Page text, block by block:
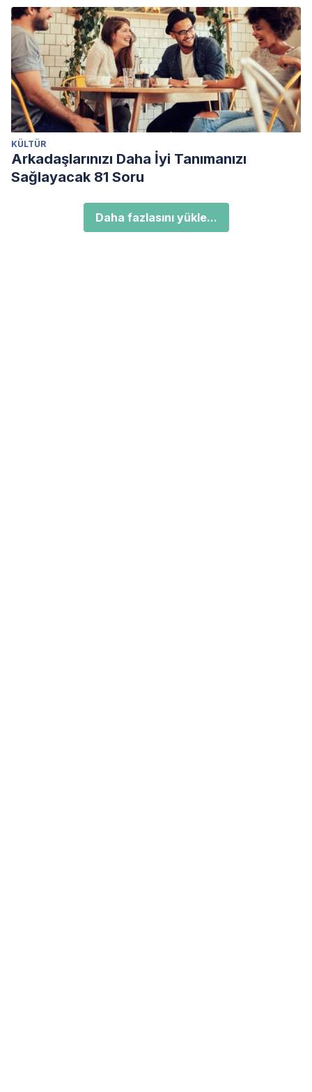
KÜLTÜR
Arkadaşlarınızı Daha İyi Tanımanızı
Sağlayacak 81 Soru
Daha fazlasını yükle...